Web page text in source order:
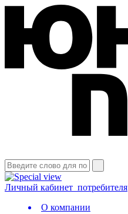
Личный кабинет потребителя
О компании